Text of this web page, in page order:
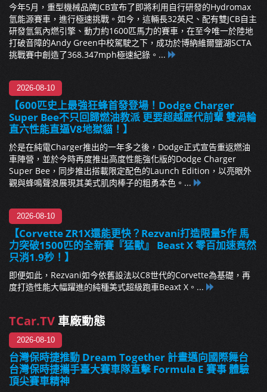
今年5月，重型機械品牌JCB宣布了即將利用自行研發的Hydromax
氫能源賽車，進行極速挑戰。如今，這輛長32英尺、配有雙JCB自主
研發氫氣內燃引擎、動力約1600匹馬力的賽車，在至今唯一於陸地
打破音障的Andy Green中校駕駛之下，成功於博納維爾鹽湖SCTA
挑戰賽中創造了368.347mph極速紀錄。...
2026-08-10
【600匹史上最強狂蜂首發登場！Dodge Charger
Super Bee不只回歸燃油教派 更要超越歷代前輩 雙渦輪
直六性能直逼V8地獄貓！】
於是在純電Charger推出的一年多之後，Dodge正式宣告重返燃油
車陣營，並於今時再度推出高度性能強化版的Dodge Charger
Super Bee，同步推出搭載限定配色的Launch Edition，以亮眼外
觀與蜂鳴聲浪展現其美式肌肉棒子的粗勇本色。...
2026-08-10
【Corvette ZR1X還能更快？Rezvani打造限量5作 馬
力突破1500匹的全新賽『猛獸』 Beast X 零百加速竟然
只消1.9秒！】
即便如此，Rezvani如今依舊設法以C8世代的Corvette為基礎，再
度打造性能大幅躍進的純種美式超級跑車Beaxt X。...
TCar.TV 車廠動態
2026-08-10
台灣保時捷推動 Dream Together 計畫邁向國際舞台
台灣保時捷攜手臺大賽車隊直擊 Formula E 賽事 體驗
頂尖賽車精神